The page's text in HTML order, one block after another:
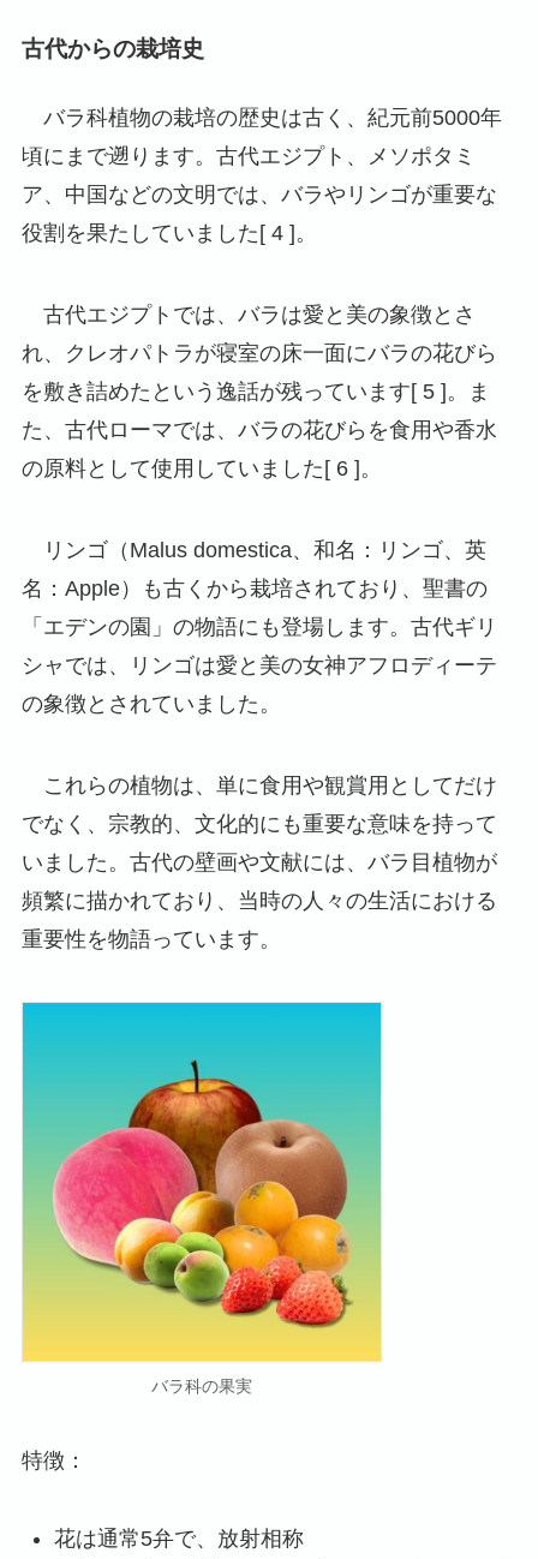
古代からの栽培史
バラ科植物の栽培の歴史は古く、紀元前5000年
頃にまで遡ります。古代エジプト、メソポタミ
ア、中国などの文明では、バラやリンゴが重要な
役割を果たしていました[ 4 ]。
古代エジプトでは、バラは愛と美の象徴とさ
れ、クレオパトラが寝室の床一面にバラの花びら
を敷き詰めたという逸話が残っています[ 5 ]。ま
た、古代ローマでは、バラの花びらを食用や香水
の原料として使用していました[ 6 ]。
リンゴ（Malus domestica、和名：リンゴ、英
名：Apple）も古くから栽培されており、聖書の
「エデンの園」の物語にも登場します。古代ギリ
シャでは、リンゴは愛と美の女神アフロディーテ
の象徴とされていました。
これらの植物は、単に食用や観賞用としてだけ
でなく、宗教的、文化的にも重要な意味を持って
いました。古代の壁画や文献には、バラ目植物が
頻繁に描かれており、当時の人々の生活における
重要性を物語っています。
バラ科の果実
特徴：
花は通常5弁で、放射相称